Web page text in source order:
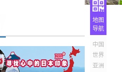
地图
导航
中国
世界
亚洲